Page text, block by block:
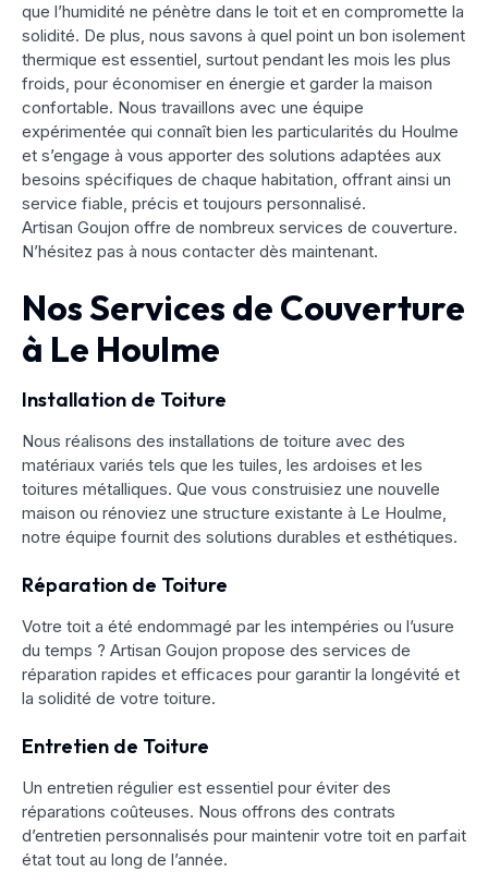
que l’humidité ne pénètre dans le toit et en compromette la
solidité. De plus, nous savons à quel point un bon isolement
thermique est essentiel, surtout pendant les mois les plus
froids, pour économiser en énergie et garder la maison
confortable. Nous travaillons avec une équipe
expérimentée qui connaît bien les particularités du Houlme
et s’engage à vous apporter des solutions adaptées aux
besoins spécifiques de chaque habitation, offrant ainsi un
service fiable, précis et toujours personnalisé.
Artisan Goujon offre de nombreux services de couverture.
N’hésitez pas à nous contacter dès maintenant.
Nos Services de Couverture
à Le Houlme
Installation de Toiture
Nous réalisons des installations de toiture avec des
matériaux variés tels que les tuiles, les ardoises et les
toitures métalliques. Que vous construisiez une nouvelle
maison ou rénoviez une structure existante à Le Houlme,
notre équipe fournit des solutions durables et esthétiques.
Réparation de Toiture
Votre toit a été endommagé par les intempéries ou l’usure
du temps ? Artisan Goujon propose des services de
réparation rapides et efficaces pour garantir la longévité et
la solidité de votre toiture.
Entretien de Toiture
Un entretien régulier est essentiel pour éviter des
réparations coûteuses. Nous offrons des contrats
d’entretien personnalisés pour maintenir votre toit en parfait
état tout au long de l’année.